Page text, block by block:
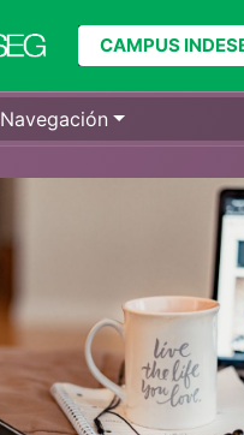
CAMPUS
Navegación